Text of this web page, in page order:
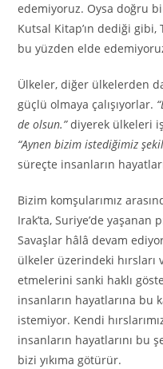
edemiyoruz. Oysa doğru
Kutsal Kitap’ın dediği gibi,
bu yüzden elde
Ülkeler, diğer ülkelerden
güçlü olmaya çalışıyorlar.
de olsun.”diyerek ülkeleri
“Aynen bizim istediğimiz
süreçte insanların
Bizim komşularımız
Irak’ta, Suriye’de
Savaşlar hâlâ devam
ülkeler üzerindeki hırsları
etmelerini sanki haklı
insanların hayatlarına bu
istemiyor. Kendi
insanların hayatlarını bu
bizi yıkıma götürür.